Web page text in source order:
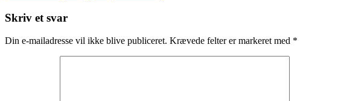
Skriv et svar
Din e-mailadresse vil ikke blive publiceret. Krævede felter er markeret med *